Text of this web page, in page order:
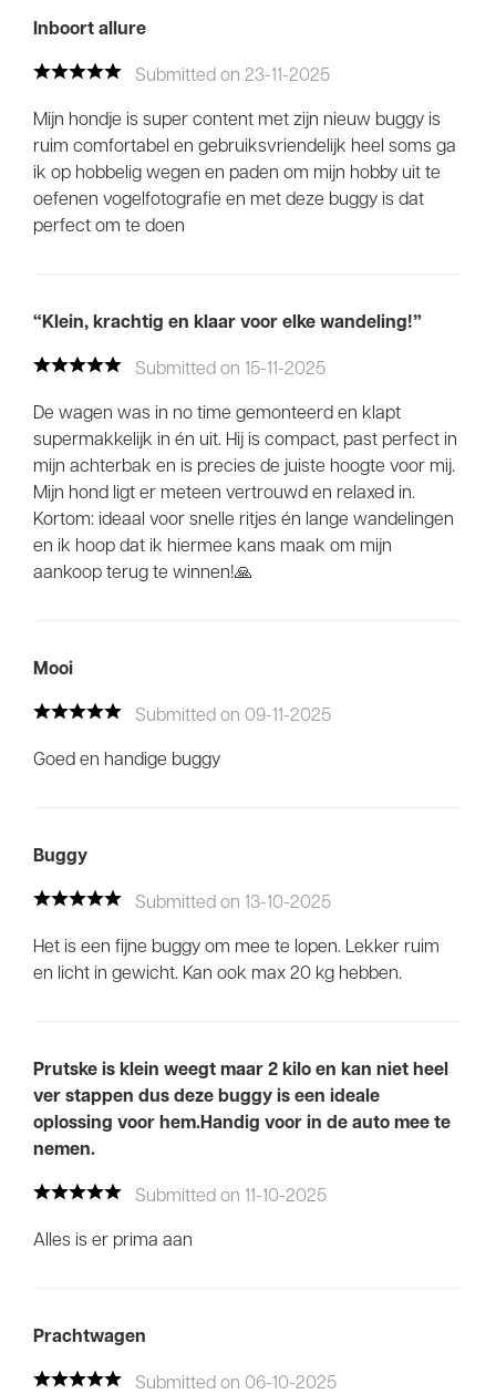
Inboort allure
Submitted on 23-11-2025
Mijn hondje is super content met zijn nieuw buggy is
ruim comfortabel en gebruiksvriendelijk heel soms ga
ik op hobbelig wegen en paden om mijn hobby uit te
oefenen vogelfotografie en met deze buggy is dat
perfect om te doen
“Klein, krachtig en klaar voor elke wandeling!”
Submitted on 15-11-2025
De wagen was in no time gemonteerd en klapt
supermakkelijk in én uit. Hij is compact, past perfect in
mijn achterbak en is precies de juiste hoogte voor mij.
Mijn hond ligt er meteen vertrouwd en relaxed in.
Kortom: ideaal voor snelle ritjes én lange wandelingen
en ik hoop dat ik hiermee kans maak om mijn
aankoop terug te winnen!🙏
Mooi
Submitted on 09-11-2025
Goed en handige buggy
Buggy
Submitted on 13-10-2025
Het is een fijne buggy om mee te lopen. Lekker ruim
en licht in gewicht. Kan ook max 20 kg hebben.
Prutske is klein weegt maar 2 kilo en kan niet heel
ver stappen dus deze buggy is een ideale
oplossing voor hem.Handig voor in de auto mee te
nemen.
Submitted on 11-10-2025
Alles is er prima aan
Prachtwagen
Submitted on 06-10-2025